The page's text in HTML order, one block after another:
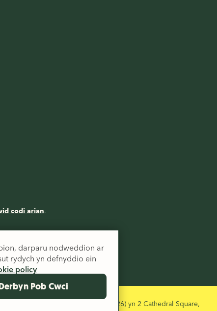
codi arian.
a gofrestrwyd yn Lloegr (1797726) yn 2 Cathedral Square,
darparu nodweddion ar
rydych yn defnyddio ein
policy
Pob Cwci